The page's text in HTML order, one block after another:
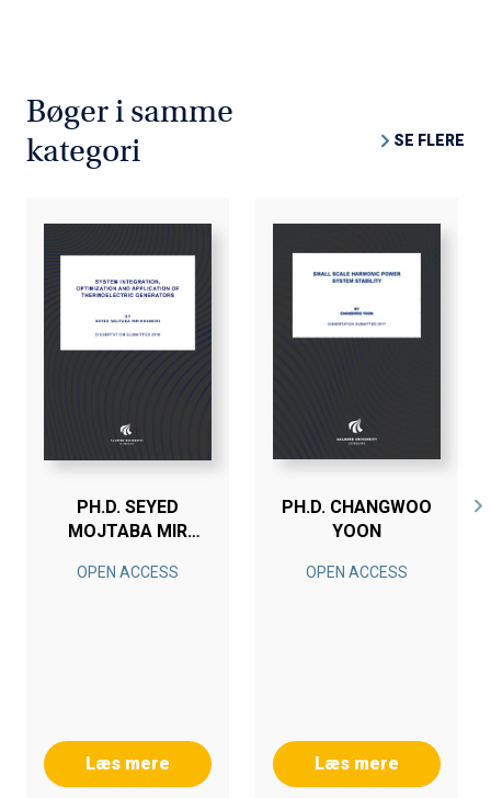
Bøger i samme
kategori
SE FLERE
PH.D. SEYED
MOJTABA MIR
OPEN ACCESS
Læs mere
PH.D. CHANGWOO
YOON
OPEN ACCESS
Læs mere